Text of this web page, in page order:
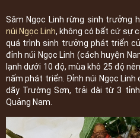
Sâm Ngọc Linh rừng sinh trưởng
núi Ngọc Linh, không có bất cứ sự
quá trình sinh trưởng phát triển
đỉnh núi Ngọc Linh (cách huyện
lạnh dưới 10 độ, mùa khô 25 độ
nấm phát triển. Đỉnh núi Ngọc
dãy Trường Sơn, trải dài từ 3
Quảng Nam.